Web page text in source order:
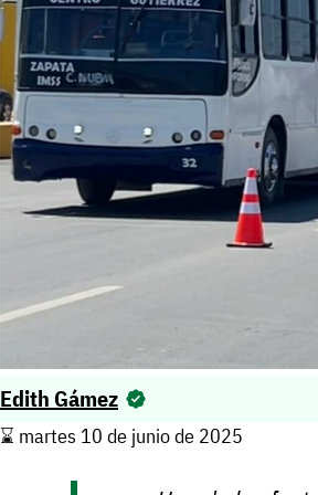
Edith Gámez
⌛️ martes 10 de junio de 2025